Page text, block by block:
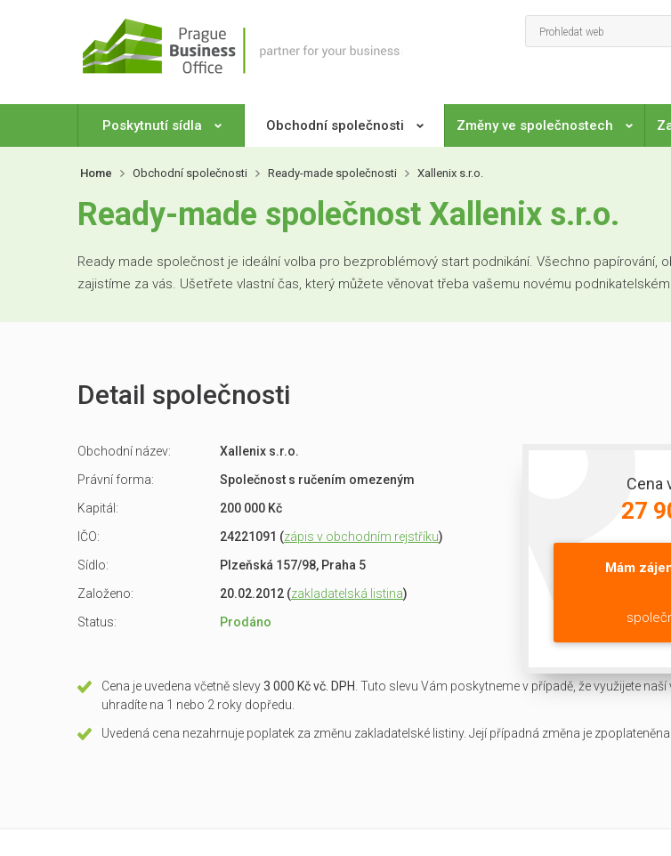
Poskytnutí sídla Obchodní společnosti Změny ve společnostech
Home Obchodní společnosti Ready-made společnosti Xallenix s.r.o.
Ready-made společnost Xallenix s.r.o.
Ready made společnost je ideální volba pro bezproblémový start podnikání. Všechno papírování,
zajistíme za vás. Ušetřete vlastní čas, který můžete věnovat třeba vašemu novému
Detail společnosti
Obchodní název:
Xallenix s.r.o.
Právní forma:
Společnost s ručením omezeným
Kapitál:
200 000 Kč
IČO:
24221091 (zápis v obchodním rejstříku)
Sídlo:
Plzeňská 157/98, Praha 5
Založeno:
20.02.2012 (zakladatelská listina)
Status:
Prodáno
Cena
27
Mám
Cena je uvedena včetně slevy3 000 Kč vč. DPH . Tuto slevu Vám poskytneme v případě, že využijete
uhradíte na 1 nebo 2 roky dopředu.
Uvedená cena nezahrnuje poplatek za změnu zakladatelské listiny. Její případná změna je